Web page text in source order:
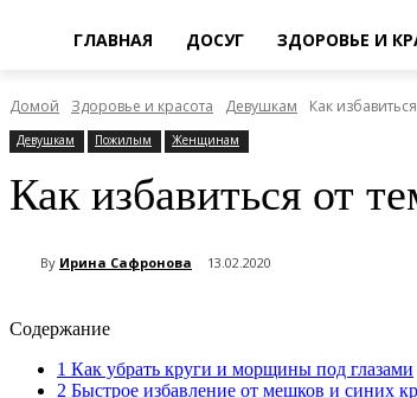
ГЛАВНАЯ ДОСУГ ЗДОРОВЬЕ И
Домой Здоровье и красота Девушкам Как
Девушкам Пожилым Женщинам
Как избавиться от
By Ирина Сафронова 13.02.2020
Содержание
1 Как убрать круги и морщины под глазами
2 Быстрое избавление от мешков и синих